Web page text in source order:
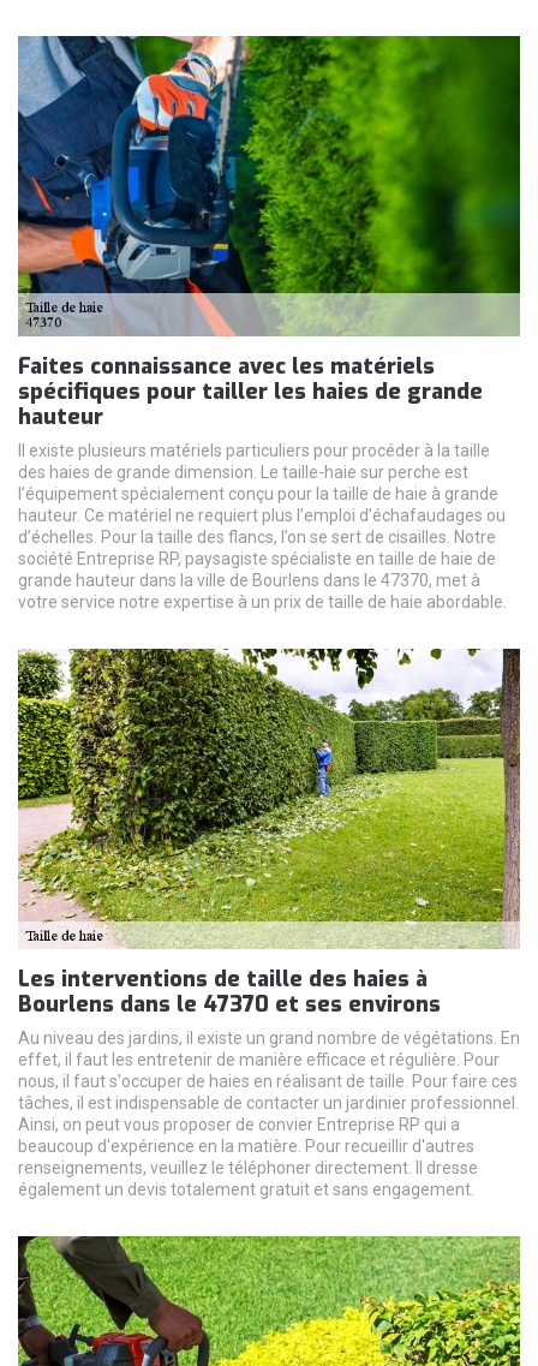
Faites connaissance avec les matériels
spécifiques pour tailler les haies de grande
hauteur
Il existe plusieurs matériels particuliers pour procéder à la taille
des haies de grande dimension. Le taille-haie sur perche est
l’équipement spécialement conçu pour la taille de haie à grande
hauteur. Ce matériel ne requiert plus l’emploi d’échafaudages ou
d’échelles. Pour la taille des flancs, l’on se sert de cisailles. Notre
société Entreprise RP, paysagiste spécialiste en taille de haie de
grande hauteur dans la ville de Bourlens dans le 47370, met à
votre service notre expertise à un prix de taille de haie abordable.
Les interventions de taille des haies à
Bourlens dans le 47370 et ses environs
Au niveau des jardins, il existe un grand nombre de végétations. En
effet, il faut les entretenir de manière efficace et régulière. Pour
nous, il faut s'occuper de haies en réalisant de taille. Pour faire ces
tâches, il est indispensable de contacter un jardinier professionnel.
Ainsi, on peut vous proposer de convier Entreprise RP qui a
beaucoup d'expérience en la matière. Pour recueillir d'autres
renseignements, veuillez le téléphoner directement. Il dresse
également un devis totalement gratuit et sans engagement.